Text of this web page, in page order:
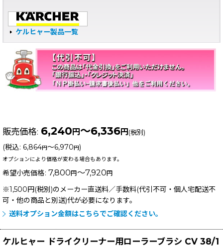
ケルヒャー製品一覧
販売価格: 6,240 円 ～6,336円 (税別)
(税込: 6,864円～6,970 円)
オプションにより価格が変わる場合もあります。
希望小売価格: 7,800 円 ～7,920 円
※1,500円(税別)のメーカー直送料／手数料(代引不可・個人宅配送不
可・他の商品と別送)代が必要になります。
送料オプション金額はこちらでご確認ください。
ケルヒャー ドライクリーナー用ローラーブラシ CV 38/1